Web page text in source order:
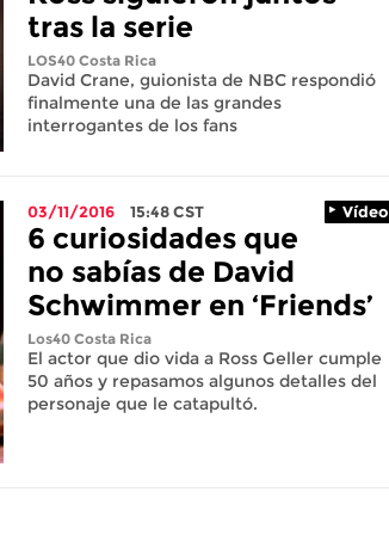
tras la serie
LOS40 Costa Rica
David Crane, guionista de NBC respondió
finalmente una de las grandes
interrogantes de los fans
03/11/2016 15:48CST Vídeo
6 curiosidades que
no sabías de David
Schwimmer en ‘Friends’
Los40 Costa Rica
El actor que dio vida a Ross Geller cumple
50 años y repasamos algunos detalles del
personaje que le catapultó.